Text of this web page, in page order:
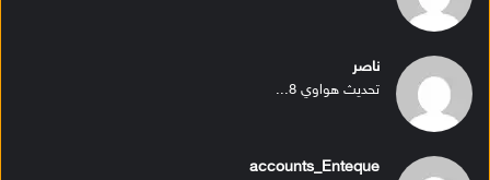
ناصر
تحديث هواوي 8...
accounts_Enteque